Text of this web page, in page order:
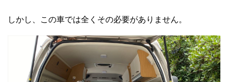
しかし、この車では全くその必要がありません。